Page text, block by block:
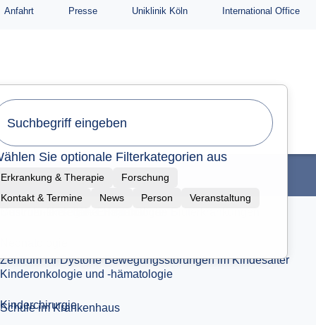
Anfahrt Presse Uniklinik Köln International Office